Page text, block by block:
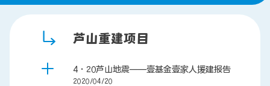
公益项目 芦山重建项目
4·20芦山地震——壹基金壹家人援建报告
2020/04/20